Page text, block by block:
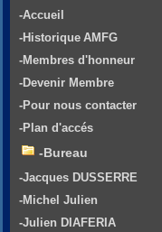
-Accueil
-Historique AMFG
-Membres d'honneur
-Devenir Membre
-Pour nous contacter
-Plan d'accés
-Bureau
-Jacques DUSSERRE
-Michel Julien
-Julien DIAFERIA